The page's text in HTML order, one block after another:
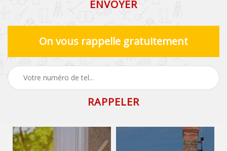
On vous rappelle gratuitement